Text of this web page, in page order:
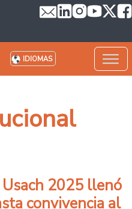
IDIOMAS
2025 llenó
convivencia al